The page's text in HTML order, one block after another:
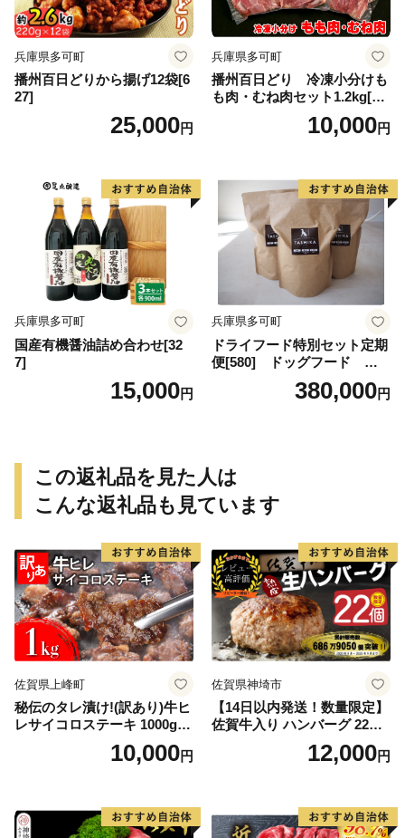
兵庫県多可町
播州百日どりから揚げ12袋[6
27]
25,000円
兵庫県多可町
播州百日どり 冷凍小分けも
も肉・むね肉セット1.2kg[66
10,000円
兵庫県多可町
国産有機醤油詰め合わせ[32
7]
15,000円
兵庫県多可町
ドライフード特別セット定期
便[580] ドッグフード 無
380,000円
この返礼品を見た人は
こんな返礼品も見ています
佐賀県上峰町
秘伝のタレ漬け!(訳あり)牛ヒ
レサイコロステーキ 1000g
10,000円
佐賀県神埼市
【14日以内発送！数量限定】
佐賀牛入り ハンバーグ 22個
2.6kg(120g×22個)【佐賀牛
黒毛和牛 ブランド牛 九州 ハ
気】(H083106)
12,000円